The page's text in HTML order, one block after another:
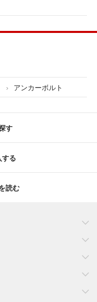
アンカーボルト
す
る
読む